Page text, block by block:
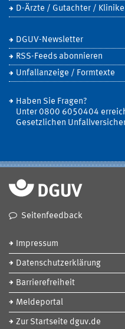
D-Ärzte / Gutachter /
DGUV-Newsletter
RSS-Feeds abonnieren
Unfallanzeige / Formtexte
Haben Sie Fragen?
Unter 0800 6050404
Gesetzlichen
Seitenfeedback
Impressum
Datenschutzerklärung
Barrierefreiheit
Meldeportal
Zur Startseite dguv.de